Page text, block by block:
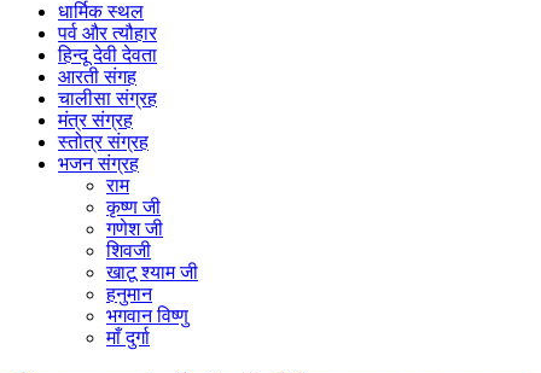
धार्मिक स्थल
पर्व और त्यौहार
हिन्दू देवी देवता
आरती संगह
चालीसा संग्रह
मंत्र संग्रह
स्तोत्र संग्रह
भजन संग्रह
राम
कृष्ण जी
गणेश जी
शिवजी
खाटू श्याम जी
हनुमान
भगवान विष्णु
माँ दुर्गा